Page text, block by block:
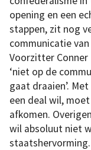
opening en een
stappen, zit nog
communicatie
Voorzitter Conner
‘niet op de
gaat draaien’.
een deal wil,
afkomen.
wil absoluut niet
staatshervorming.